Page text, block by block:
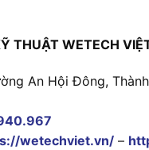
THUẬT WETECH
An Hội Đông,
wetechviet.vn/ –